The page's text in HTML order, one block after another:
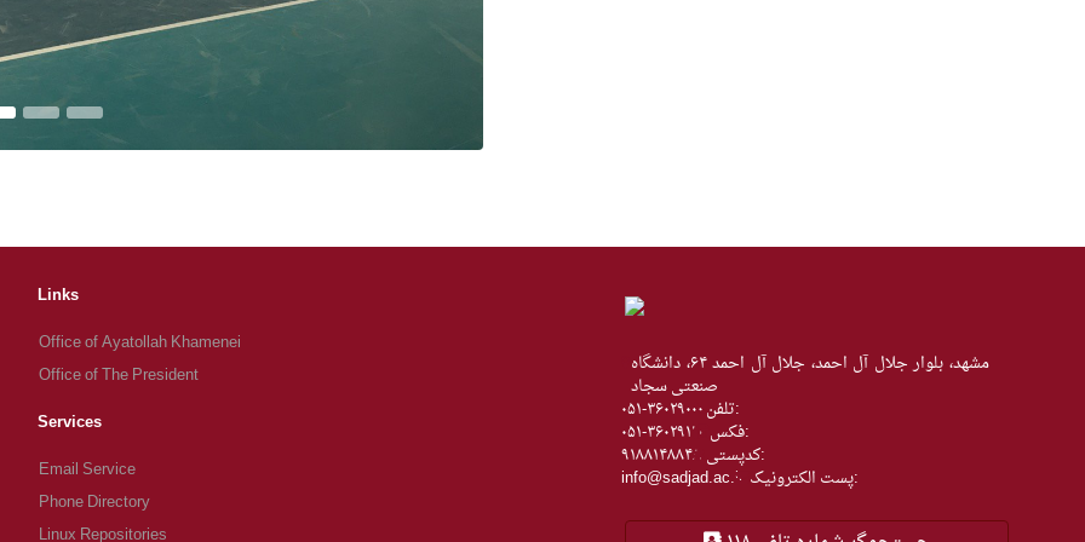
Links
Office of Ayatollah Khamenei
Office of The President
Services
Email Service
Phone Directory
مشهد، بلوار جلال آل احمد، جلال آل احمد ۶۴، دانشگاه
صنعتی سجاد
تلفن: ۰۵۱-۳۶۰۲۹۰۰۰
فکس: ۰۵۱-۳۶۰۲۹۱۱۰
كدپستی: ۹۱۸۸۱۴۸۸۴۸
پست الکترونیک: info@sadjad.ac.ir